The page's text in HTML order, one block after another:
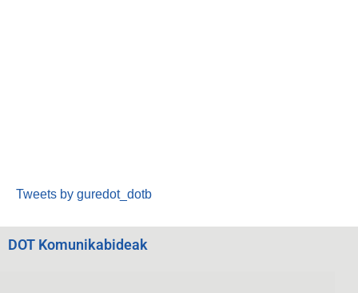
Tweets by guredot_dotb
DOT Komunikabideak